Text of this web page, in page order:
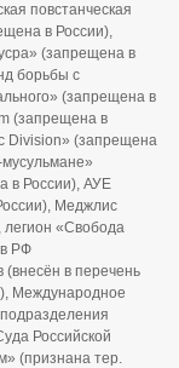
повстанческая
в России),
(запрещена в
борьбы с
(запрещена в
(запрещена в
Division» (запрещена
в России), АУЕ
Меджлис
легион «Свобода
РФ
в перечень
Международное
Российской
(признана тер.